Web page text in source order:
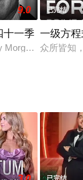
9.0
十一季
Morgan）将很令
已完结
一级方
众所皆知
已完结